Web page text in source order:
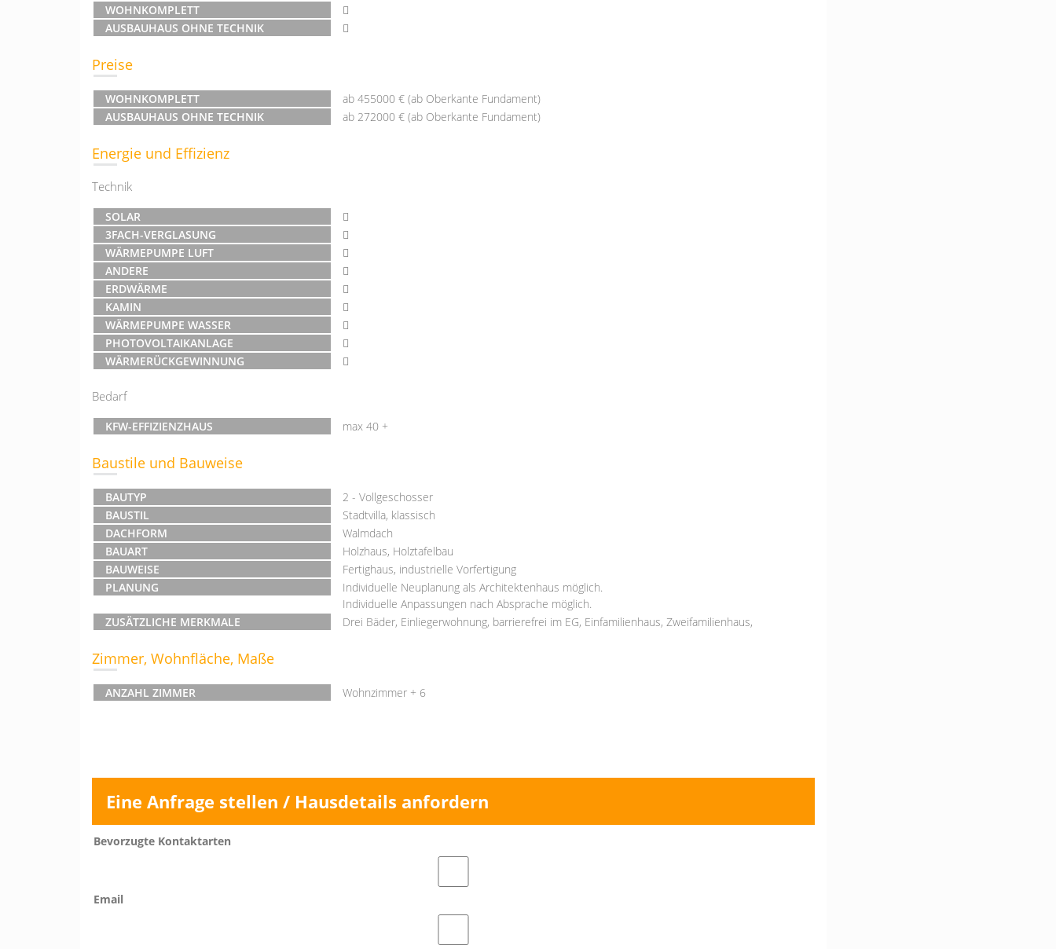
WOHNKOMPLETT
AUSBAUHAUS OHNE TECHNIK
Preise
WOHNKOMPLETT
ab 455000 € (ab Oberkante Fundament)
AUSBAUHAUS OHNE TECHNIK
ab 272000 € (ab Oberkante Fundament)
Energie und Effizienz
Technik
SOLAR
3FACH-VERGLASUNG
WÄRMEPUMPE LUFT
ANDERE
ERDWÄRME
KAMIN
WÄRMEPUMPE WASSER
PHOTOVOLTAIKANLAGE
WÄRMERÜCKGEWINNUNG
Bedarf
KFW-EFFIZIENZHAUS max 40 +
Baustile und Bauweise
BAUTYP
2 - Vollgeschosser
BAUSTIL
Stadtvilla, klassisch
DACHFORM
Walmdach
BAUART
Holzhaus, Holztafelbau
BAUWEISE
Fertighaus, industrielle Vorfertigung
PLANUNG
Individuelle Neuplanung als Architektenhaus möglich.
Individuelle Anpassungen nach Absprache möglich.
ZUSÄTZLICHE MERKMALE
Drei Bäder, Einliegerwohnung, barrierefrei im EG, Einfamilienhaus,Zweifamilienhaus,
Zimmer, Wohnfläche, Maße
ANZAHL ZIMMER Wohnzimmer + 6
Eine Anfrage stellen / Hausdetails anfordern
Bevorzugte Kontaktarten
Email